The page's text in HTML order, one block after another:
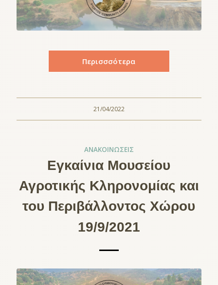
Περισσσότερα
21/04/2022
ΑΝΑΚΟΙΝΏΣΕΙΣ
Εγκαίνια Μουσείου
Αγροτικής Κληρονομίας και
του Περιβάλλοντος Χώρου
19/9/2021